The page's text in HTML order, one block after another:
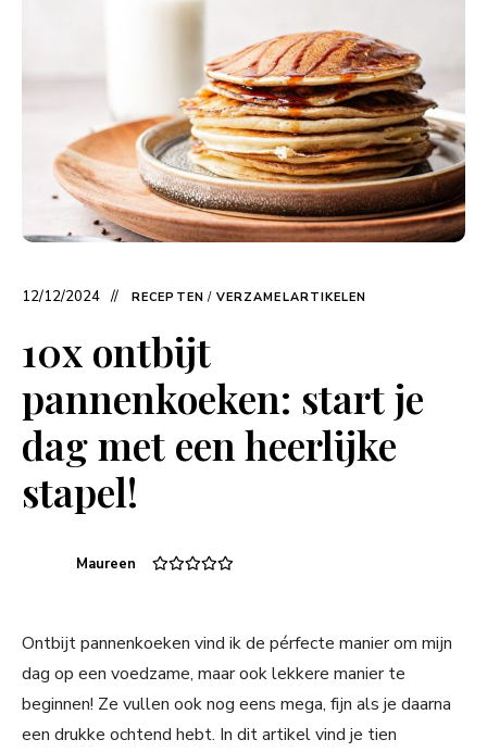
12/12/2024 RECEPTEN / VERZAMELARTIKELEN
10x ontbijt
pannenkoeken: start je
dag met een heerlijke
stapel!
Maureen
Ontbijt pannenkoeken vind ik de pérfecte manier om mijn
dag op een voedzame, maar ook lekkere manier te
beginnen! Ze vullen ook nog eens mega, fijn als je daarna
een drukke ochtend hebt. In dit artikel vind je tien